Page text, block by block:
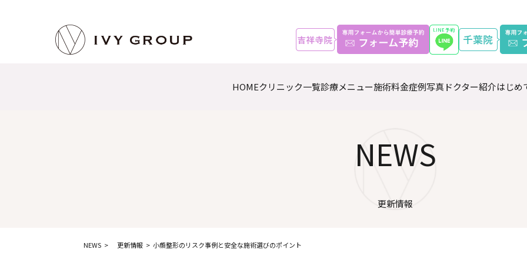
HOMEクリニック一覧診療メニュー施術料金症例写真ドクター紹介はじめ
NEWS
更新情報
NEWS 更新情報 小顔整形のリスク事例と安全な施術選びのポイント